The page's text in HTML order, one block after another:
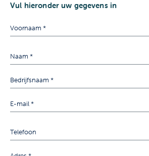
Vul hieronder uw gegevens in